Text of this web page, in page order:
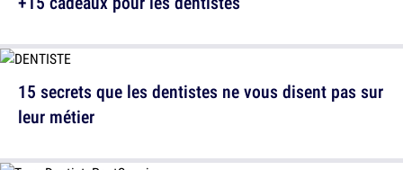
15 secrets que les dentistes ne vous disent pas sur
leur métier